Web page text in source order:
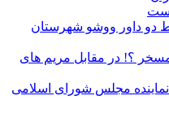
دو داور ووشو شهرستان
؟! در مقابل مریم های
مجلس شورای اسلامی